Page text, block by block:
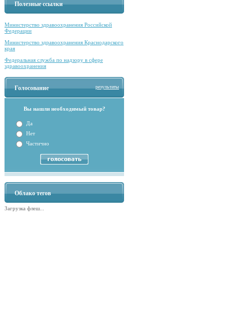
Полезные ссылки
Министерство здравоохранения Российской
Федерации
Министерство здравоохранения Краснодарского
края
Федеральная служба по надзору в сфере
здравоохранения
Голосование результаты
Вы нашли необходимый товар?
Да
Нет
Частично
Облако тегов
Загрузка флеш...